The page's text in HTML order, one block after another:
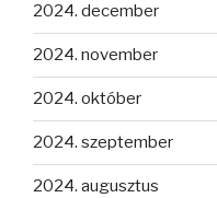
2024. december
2024. november
2024. október
2024. szeptember
2024. augusztus